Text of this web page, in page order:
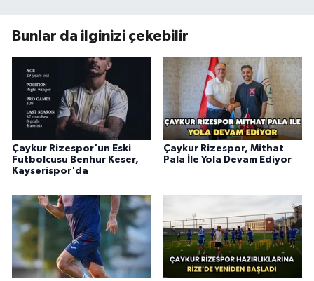
Bunlar da ilginizi çekebilir
Çaykur Rizespor'un Eski
Futbolcusu Benhur Keser,
Kayserispor'da
Çaykur Rizespor, Mithat
Pala İle Yola Devam Ediyor